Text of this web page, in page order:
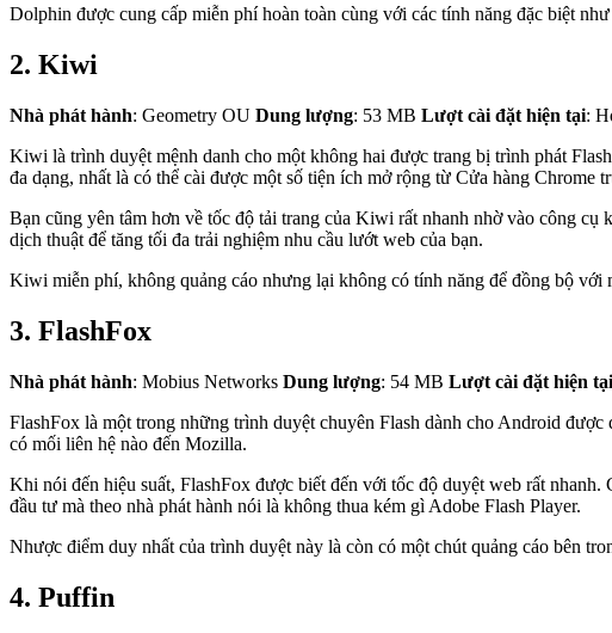
Dolphin được cung cấp miễn phí hoàn toàn cùng với các tính năng đặc biệt
2. Kiwi
Nhà phát hành: Geometry OU Dung lượng: 53 MB Lượt cài đặt hiện tại:
Kiwi là trình duyệt mệnh danh cho một không hai được trang bị trình phát
đa dạng, nhất là có thể cài được một số tiện ích mở rộng từ Cửa hàng Chrome
Bạn cũng yên tâm hơn về tốc độ tải trang của Kiwi rất nhanh nhờ vào công
dịch thuật để tăng tối đa trải nghiệm nhu cầu lướt web của bạn.
Kiwi miễn phí, không quảng cáo nhưng lại không có tính năng để đồng bộ
3. FlashFox
Nhà phát hành: Mobius Networks Dung lượng: 54 MB Lượt cài đặt hiện tại
FlashFox là một trong những trình duyệt chuyên Flash dành cho Android
có mối liên hệ nào đến Mozilla.
Khi nói đến hiệu suất, FlashFox được biết đến với tốc độ duyệt web rất
đầu tư mà theo nhà phát hành nói là không thua kém gì Adobe Flash Player.
Nhược điểm duy nhất của trình duyệt này là còn có một chút quảng cáo bên
4. Puffin